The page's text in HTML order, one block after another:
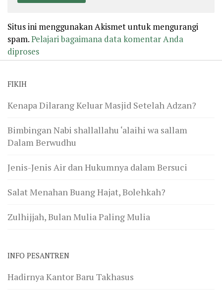
Situs ini menggunakan Akismet untuk mengurangi
spam.Pelajari bagaimana data komentar Anda
diproses
FIKIH
Kenapa Dilarang Keluar Masjid Setelah Adzan?
Bimbingan Nabi shallallahu ‘alaihi wa sallam
Dalam Berwudhu
Jenis-Jenis Air dan Hukumnya dalam Bersuci
Salat Menahan Buang Hajat, Bolehkah?
Zulhijjah, Bulan Mulia Paling Mulia
INFO PESANTREN
Hadirnya Kantor Baru Takhasus